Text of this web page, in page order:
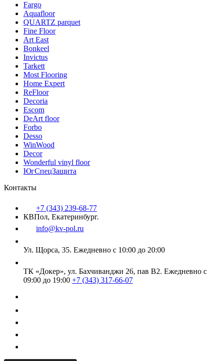
Fargo
Aquafloor
QUARTZ parquet
Fine Floor
Art East
Bonkeel
Invictus
Tarkett
Most Flooring
Home Expert
ReFloor
Decoria
Escom
DeArt floor
Forbo
Desso
WinWood
Decor
Wonderful vinyl floor
ЮгСпецЗащита
Контакты
+7 (343) 239-68-77
КВПол, Екатеринбург.
info@kv-pol.ru
Ул. Щорса, 35. Ежедневно с 10:00 до 20:00
ТК «Докер», ул. Бахчиванджи 26, пав В2. Ежедневно с
09:00 до 19:00 +7 (343) 317-66-07